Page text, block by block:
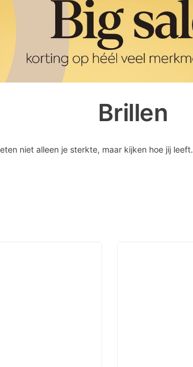
Brillen
niet alleen je sterkte, maar kijken hoe jij leeft.